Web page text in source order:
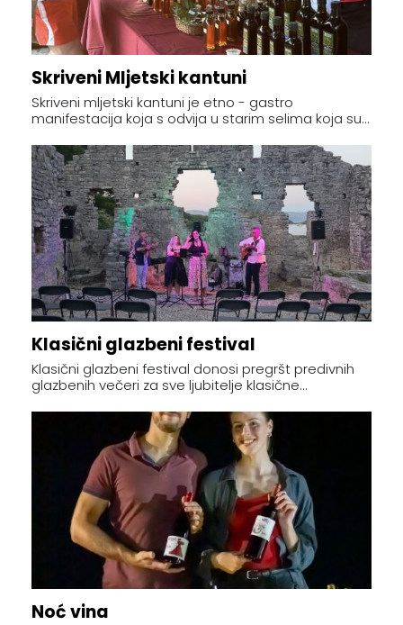
Skriveni Mljetski kantuni
Skriveni mljetski kantuni je etno - gastro
manifestacija koja s odvija u starim selima koja su...
Klasični glazbeni festival
Klasični glazbeni festival donosi pregršt predivnih
glazbenih večeri za sve ljubitelje klasične...
Noć vina